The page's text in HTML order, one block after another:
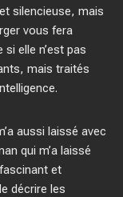
silencieuse, mais
vous fera
elle n’est pas
mais traités
aussi laissé avec
qui m’a laissé
et
décrire les